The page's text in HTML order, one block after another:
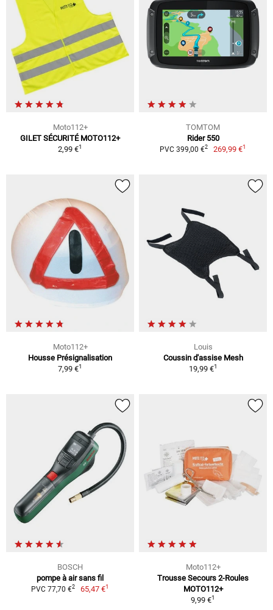
Moto112+
GILET SÉCURITÉ MOTO112+
2,99 €1
TOMTOM
Rider 550
PVC 399,00 €2 269,99 €1
Moto112+
Housse Présignalisation
7,99 €1
Louis
Coussin d'assise Mesh
19,99 €1
BOSCH
pompe à air sans fil
PVC 77,70 €2 65,47 €1
Moto112+
Trousse Secours 2-Roules
MOTO112+
9,99 €1